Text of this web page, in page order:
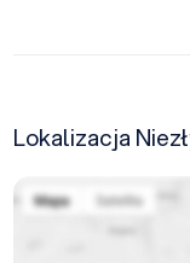
Lokalizacja